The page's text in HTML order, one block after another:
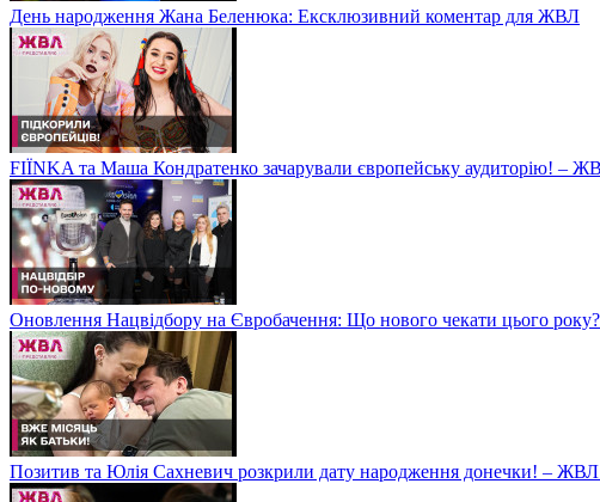
День народження Жана Беленюка: Ексклюзивний коментар для ЖВЛ
FIЇNKA та Маша Кондратенко зачарували європейську аудиторію! –
Оновлення Нацвідбору на Євробачення: Що нового чекати цього
Позитив та Юлія Сахневич розкрили дату народження донечки! – ЖВЛ